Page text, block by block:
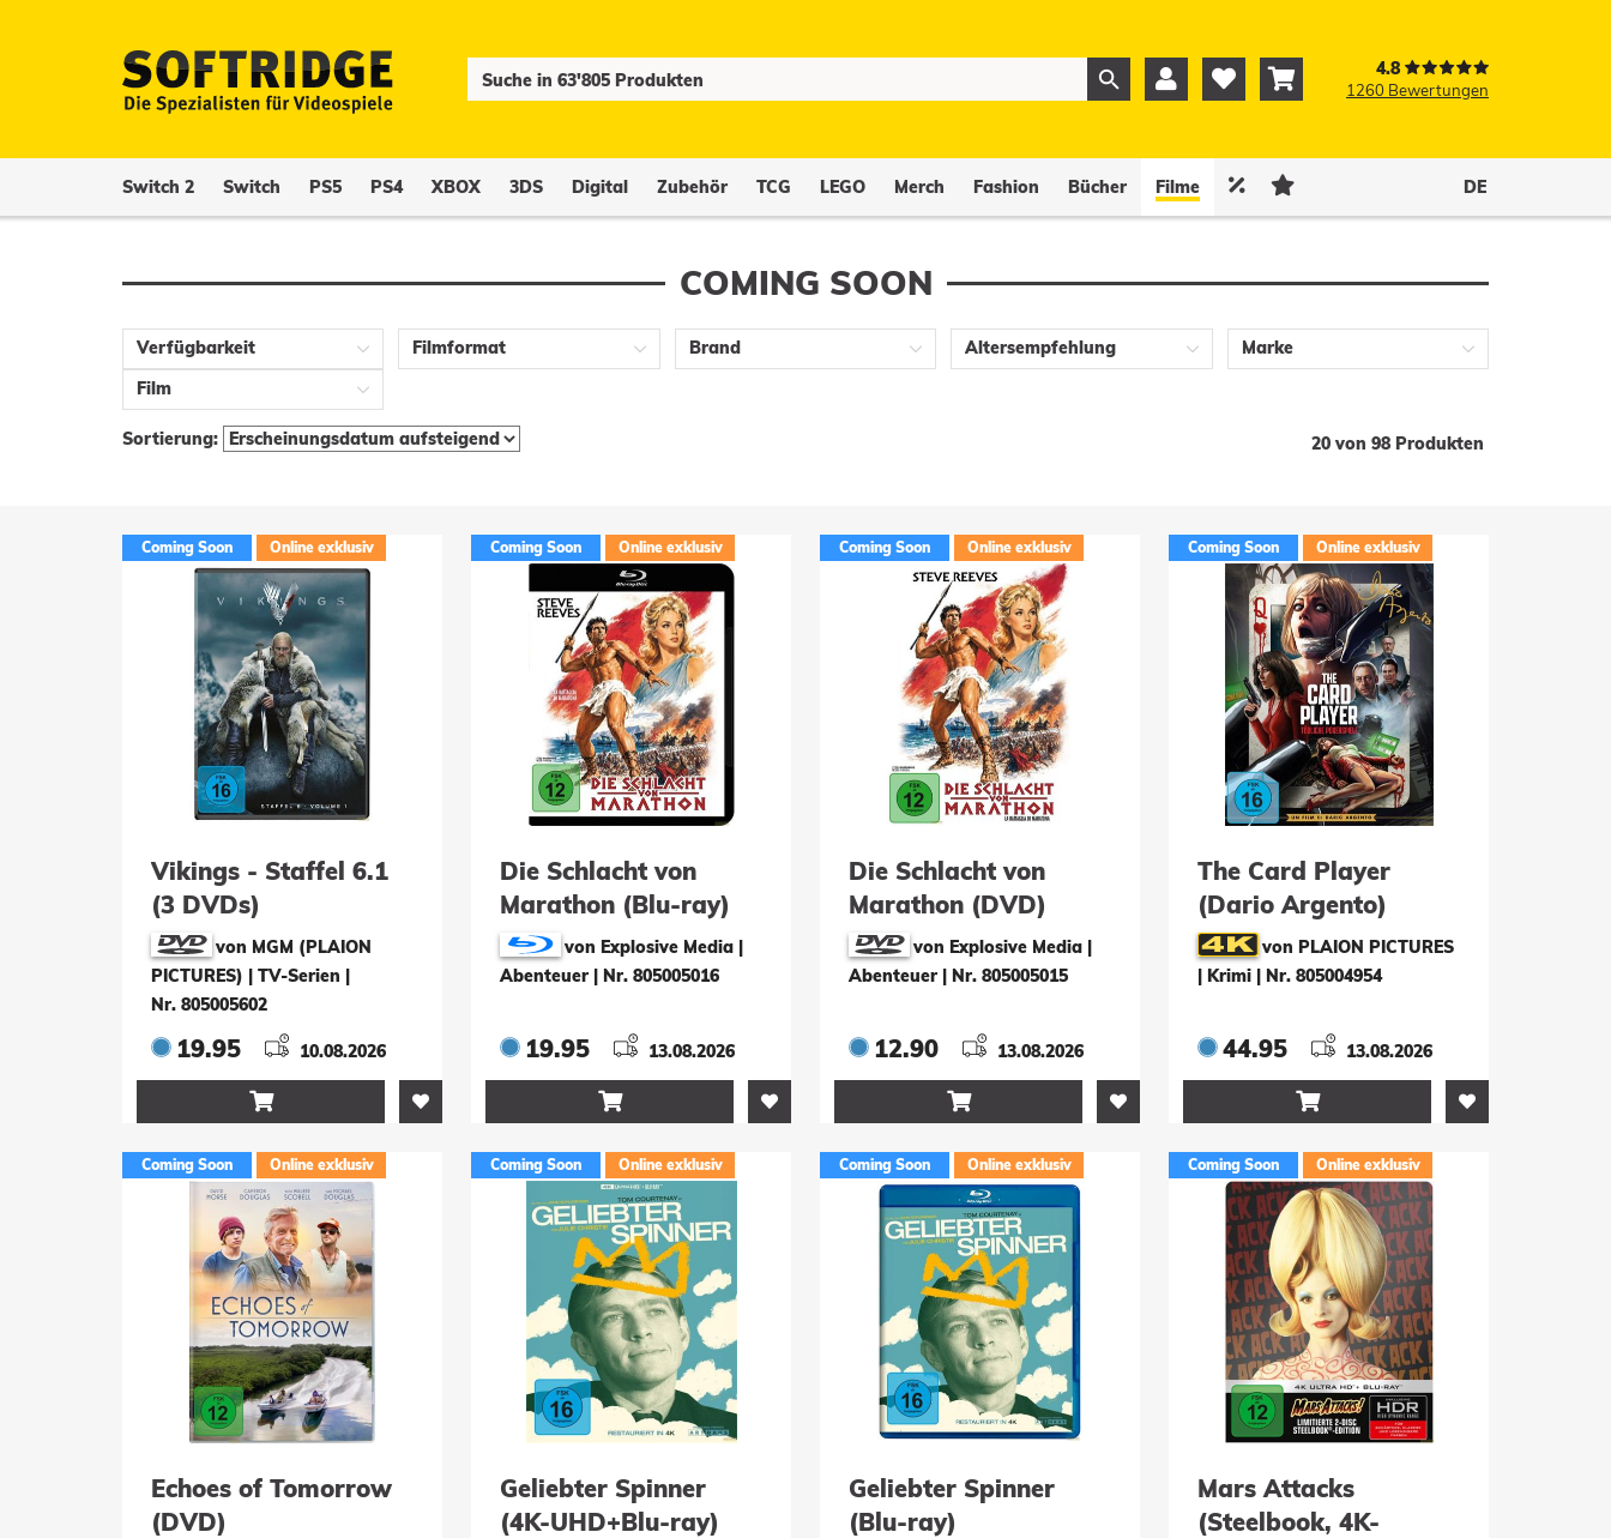
   4.8
1260 Bewertungen
Switch 2 Switch PS5 PS4 XBOX 3DS Digital Zubehör TCG LEGO Merch Fashion Bücher Filme   DE
COMING SOON
Verfügbarkeit Filmformat Brand Altersempfehlung
Marke
Film
Sortierung: 20 von 98 Produkten
Coming Soon Online exklusiv
Vikings - Staffel 6.1
(3 DVDs)
von MGM (PLAION
PICTURES) | TV-Serien |
Nr. 805005602
19.95 10.08.2026

Coming Soon Online exklusiv
Die Schlacht von
Marathon (Blu-ray)
von Explosive Media |
Abenteuer | Nr. 805005016
19.95 13.08.2026

Coming Soon Online exklusiv
Die Schlacht von
Marathon (DVD)
von Explosive Media |
Abenteuer | Nr. 805005015
12.90 13.08.2026

Coming Soon Online exklusiv
The Card Player
(Dario Argento)
(Mediabook, 4K-
UHD+2 Blu-rays)
von PLAION PICTURES
| Krimi | Nr. 805004954
44.95 13.08.2026

Coming Soon Online exklusiv
Echoes of Tomorrow
(DVD)
Coming Soon Online exklusiv
Geliebter Spinner
(4K-UHD+Blu-ray)
Coming Soon Online exklusiv
Geliebter Spinner
(Blu-ray)
Coming Soon Online exklusiv
Mars Attacks
(Steelbook, 4K-